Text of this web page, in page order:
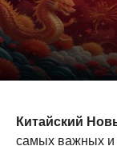
Китайский
самых важных и